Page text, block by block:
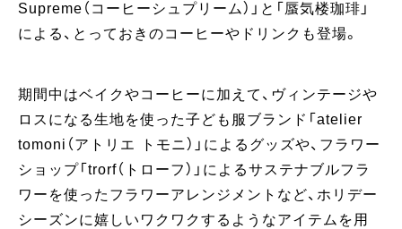
Supreme（コーヒーシュプリーム）」と「蜃気楼珈琲」
による、とっておきのコーヒーやドリンクも登場。
期間中はベイクやコーヒーに加えて、ヴィンテージや
ロスになる生地を使った子ども服ブランド「atelier
tomoni（アトリエ トモニ）」によるグッズや、フラワー
ショップ「trorf（トローフ）」によるサステナブルフラ
ワーを使ったフラワーアレンジメントなど、ホリデー
シーズンに嬉しいワクワクするようなアイテムを用